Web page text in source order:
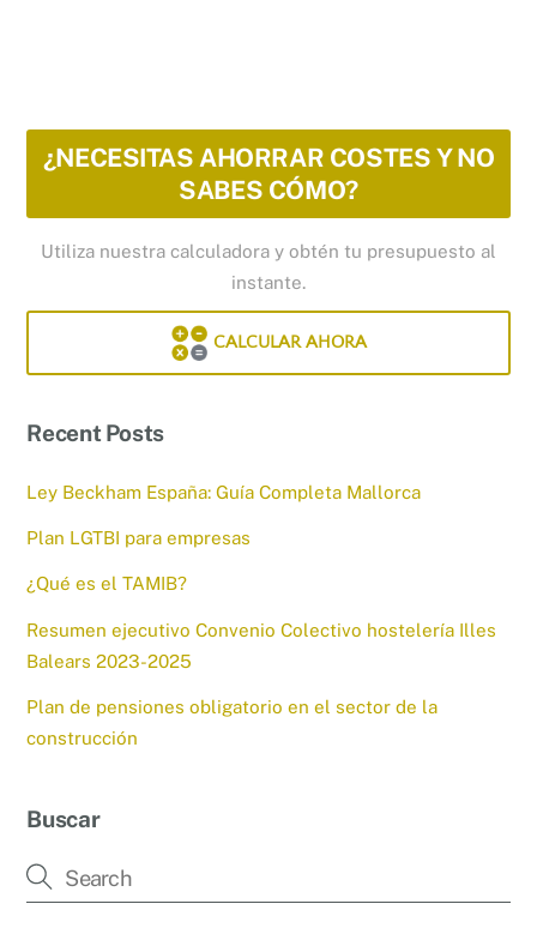
¿NECESITAS AHORRAR COSTES Y NO
SABES CÓMO?
Utiliza nuestra calculadora y obtén tu presupuesto al
instante.
CALCULAR AHORA
Recent Posts
Ley Beckham España: Guía Completa Mallorca
Plan LGTBI para empresas
¿Qué es el TAMIB?
Resumen ejecutivo Convenio Colectivo hostelería Illes
Balears 2023-2025
Plan de pensiones obligatorio en el sector de la
construcción
Buscar